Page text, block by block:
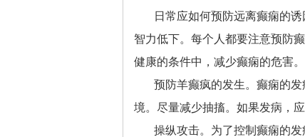
日常应如何预防远离癫痫的诱
智力低下。每个人都要注意预防
健康的条件中，减少癫痫的危害
预防羊癫疯的发生。癫痫的
境。尽量减少抽搐。如果发病，
操纵攻击。为了控制癫痫的